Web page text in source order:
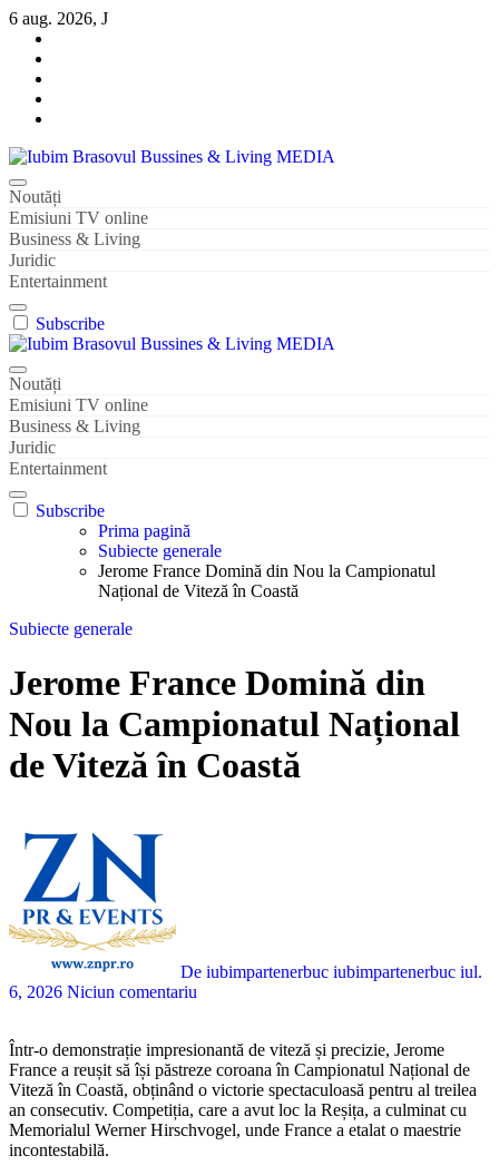
Sari
conținut
6 aug. 2026, J
Iubim Brasovul Bussines & Living MEDIA
Din pasiune și dragoste pentru Brașoveni
Noutăți
Emisiuni TV online
Business & Living
Juridic
Entertainment
Subscribe
Iubim Brasovul Bussines & Living MEDIA
Din pasiune și dragoste pentru Brașoveni
Noutăți
Emisiuni TV online
Business & Living
Juridic
Entertainment
Subscribe
Prima pagină
Subiecte generale
Jerome France Domină din Nou la Campionatul
Național de Viteză în Coastă
Subiecte generale
Jerome France Domină din
Nou la Campionatul Național
de Viteză în Coastă
De iubimpartenerbuc iubimpartenerbuc iul.
6, 2026 Niciun comentariu
Într-o demonstrație impresionantă de viteză și precizie, Jerome
France a reușit să își păstreze coroana în Campionatul Național de
Viteză în Coastă, obținând o victorie spectaculoasă pentru al treilea
an consecutiv. Competiția, care a avut loc la Reșița, a culminat cu
Memorialul Werner Hirschvogel, unde France a etalat o maestrie
incontestabilă.